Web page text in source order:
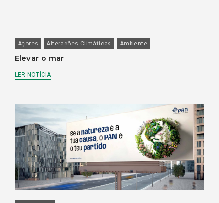
Açores Alterações Climáticas Ambiente
Elevar o mar
LER NOTÍCIA